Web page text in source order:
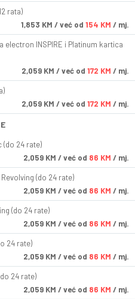
rata)
1,853 KM / već od 154 KM / mj.
electron INSPIRE i Platinum kartica
2,059 KM / već od 172 KM / mj.
2,059 KM / već od 172 KM / mj.
(do 24 rate)
2,059 KM / već od 86 KM / mj.
(do 24 rate)
2,059 KM / već od 86 KM / mj.
(do 24 rate)
2,059 KM / već od 86 KM / mj.
24 rate)
2,059 KM / već od 86 KM / mj.
24 rate)
2,059 KM / već od 86 KM / mj.